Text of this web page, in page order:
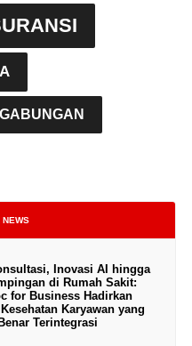
NEWS
Inovasi AI hingga
di Rumah Sakit:
for Business Hadirkan
Karyawan yang
Terintegrasi